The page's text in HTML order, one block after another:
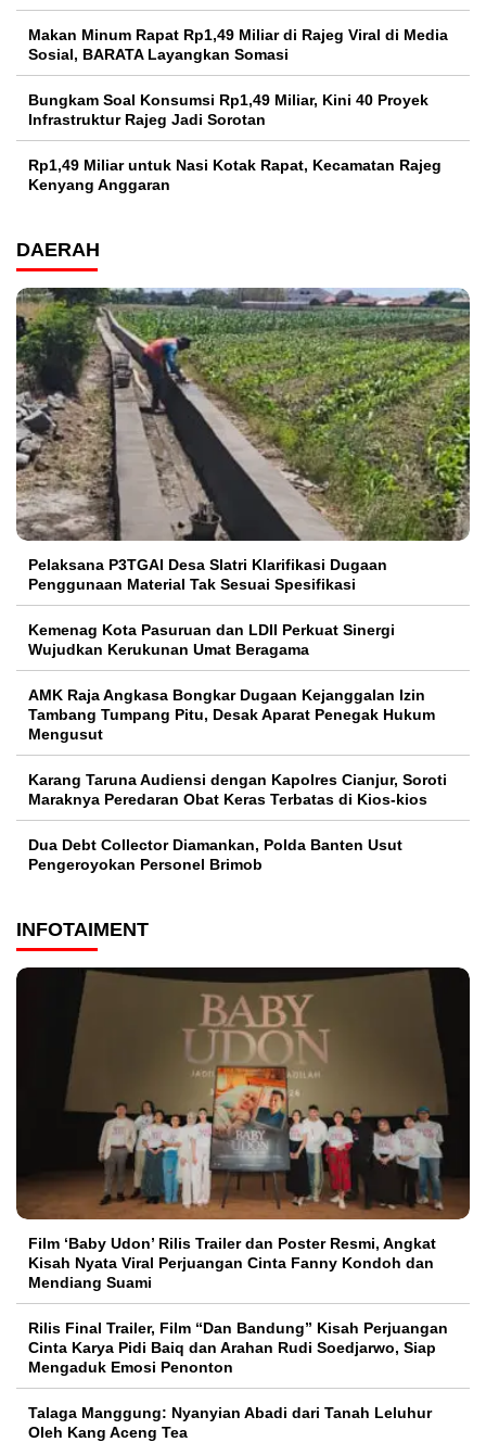
Makan Minum Rapat Rp1,49 Miliar di Rajeg Viral di Media
Sosial, BARATA Layangkan Somasi
Bungkam Soal Konsumsi Rp1,49 Miliar, Kini 40 Proyek
Infrastruktur Rajeg Jadi Sorotan
Rp1,49 Miliar untuk Nasi Kotak Rapat, Kecamatan Rajeg
Kenyang Anggaran
DAERAH
Pelaksana P3TGAI Desa Slatri Klarifikasi Dugaan
Penggunaan Material Tak Sesuai Spesifikasi
Kemenag Kota Pasuruan dan LDII Perkuat Sinergi
Wujudkan Kerukunan Umat Beragama
AMK Raja Angkasa Bongkar Dugaan Kejanggalan Izin
Tambang Tumpang Pitu, Desak Aparat Penegak Hukum
Mengusut
Karang Taruna Audiensi dengan Kapolres Cianjur, Soroti
Maraknya Peredaran Obat Keras Terbatas di Kios-kios
Dua Debt Collector Diamankan, Polda Banten Usut
Pengeroyokan Personel Brimob
INFOTAIMENT
Film ‘Baby Udon’ Rilis Trailer dan Poster Resmi, Angkat
Kisah Nyata Viral Perjuangan Cinta Fanny Kondoh dan
Mendiang Suami
Rilis Final Trailer, Film “Dan Bandung” Kisah Perjuangan
Cinta Karya Pidi Baiq dan Arahan Rudi Soedjarwo, Siap
Mengaduk Emosi Penonton
Talaga Manggung: Nyanyian Abadi dari Tanah Leluhur
Oleh Kang Aceng Tea